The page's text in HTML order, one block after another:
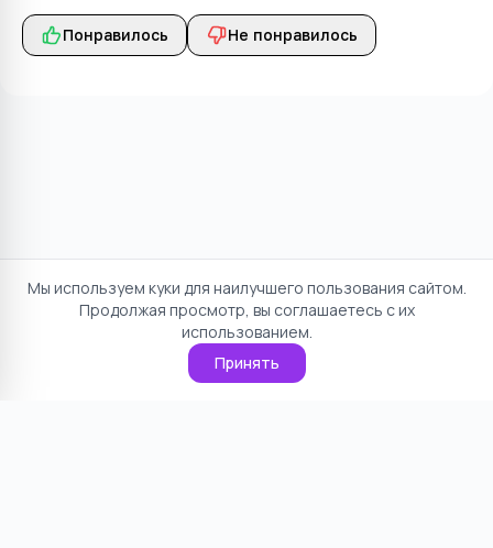
Понравилось Не понравилось
Мы используем куки для наилучшего пользования сайтом.
Продолжая просмотр, вы соглашаетесь с их
использованием.
Принять